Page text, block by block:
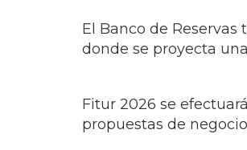
El Banco de
donde se proyecta
Fitur 2026 se
propuestas de